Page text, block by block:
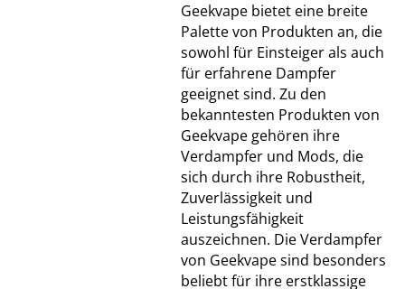
Geekvape bietet eine breite
Palette von Produkten an, die
sowohl für Einsteiger als auch
für erfahrene Dampfer
geeignet sind. Zu den
bekanntesten Produkten von
Geekvape gehören ihre
Verdampfer und Mods, die
sich durch ihre Robustheit,
Zuverlässigkeit und
Leistungsfähigkeit
auszeichnen. Die Verdampfer
von Geekvape sind besonders
beliebt für ihre erstklassige